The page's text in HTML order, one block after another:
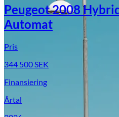
Peugeot 2008
Automat
Pris
344 500 SEK
Finansiering
Årtal